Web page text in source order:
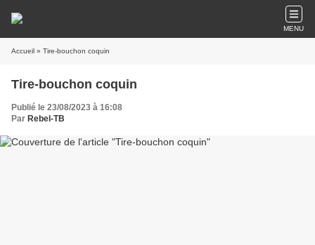
MENU
Accueil » Tire-bouchon coquin
Tire-bouchon coquin
Publié le 23/08/2023 à 16:08
Par Rebel-TB